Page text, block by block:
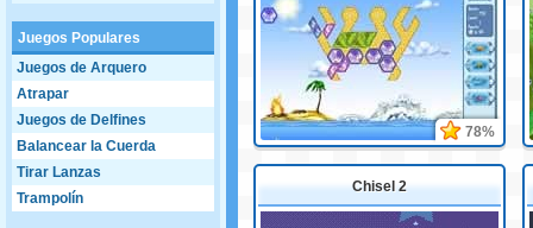
Juegos Populares
Juegos de Arquero
Atrapar
Juegos de Delfines
Balancear la Cuerda
Tirar Lanzas
Trampolín
78%
Chisel 2